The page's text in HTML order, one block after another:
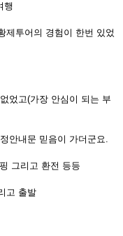
행
제투어의 경험이 한번 있었
었고(가장 안심이 되는 부
안내문 믿음이 가더군요.
그리고 환전 등등
고 출발